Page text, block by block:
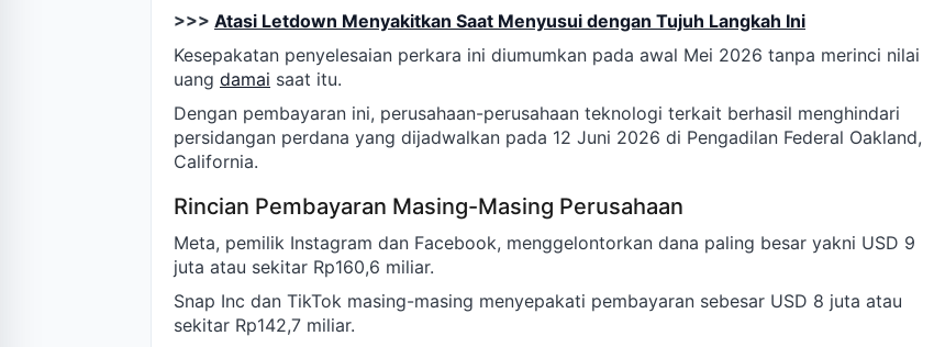
>>> Atasi Letdown Menyakitkan Saat Menyusui dengan Tujuh Langkah Ini
Kesepakatan penyelesaian perkara ini diumumkan pada awal Mei 2026 tanpa merinci nilai
uang damai saat itu.
Dengan pembayaran ini, perusahaan-perusahaan teknologi terkait berhasil menghindari
persidangan perdana yang dijadwalkan pada 12 Juni 2026 di Pengadilan Federal Oakland,
California.
Rincian Pembayaran Masing-Masing Perusahaan
Meta, pemilik Instagram dan Facebook, menggelontorkan dana paling besar yakni USD 9
juta atau sekitar Rp160,6 miliar.
Snap Inc dan TikTok masing-masing menyepakati pembayaran sebesar USD 8 juta atau
sekitar Rp142,7 miliar.